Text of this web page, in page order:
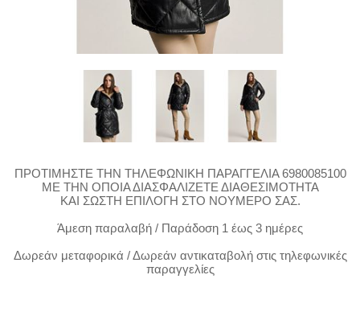
ΠΡΟΤΙΜΗΣΤΕ ΤΗΝ ΤΗΛΕΦΩΝΙΚΗ ΠΑΡΑΓΓΕΛΙΑ 6980085100
ΜΕ ΤΗΝ ΟΠΟΙΑ ΔΙΑΣΦΑΛΙΖΕΤΕ ΔΙΑΘΕΣΙΜΟΤΗΤΑ
ΚΑΙ ΣΩΣΤΗ ΕΠΙΛΟΓΗ ΣΤΟ ΝΟΥΜΕΡΟ ΣΑΣ.
Άμεση παραλαβή / Παράδοση 1 έως 3 ημέρες
Δωρεάν μεταφορικά / Δωρεάν αντικαταβολή στις τηλεφωνικές
παραγγελίες